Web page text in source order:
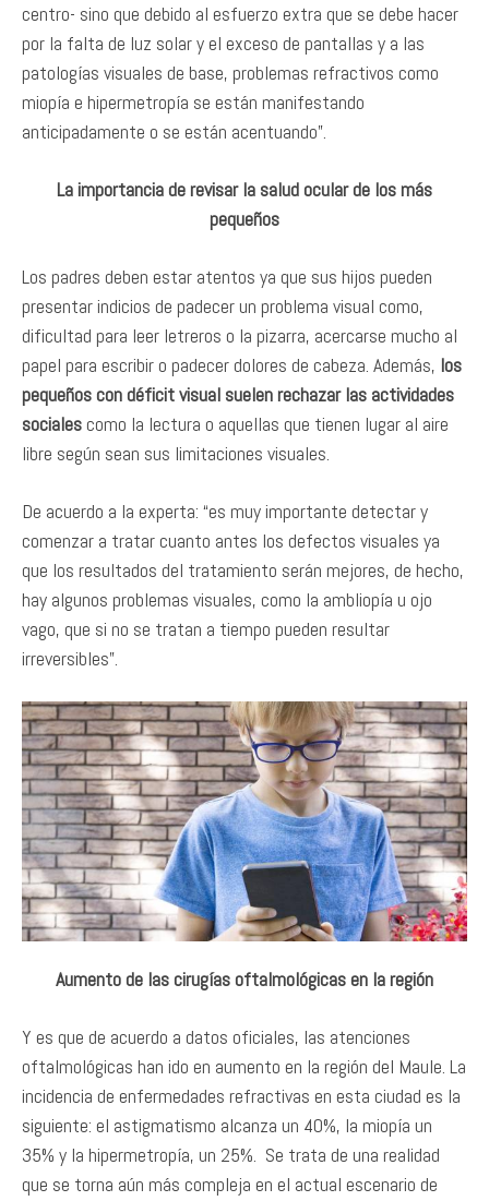
centro- sino que debido al esfuerzo extra que se debe hacer
por la falta de luz solar y el exceso de pantallas y a las
patologías visuales de base, problemas refractivos como
miopía e hipermetropía se están manifestando
anticipadamente o se están acentuando”.
La importancia de revisar la salud ocular de los más
pequeños
Los padres deben estar atentos ya que sus hijos pueden
presentar indicios de padecer un problema visual como,
dificultad para leer letreros o la pizarra, acercarse mucho al
papel para escribir o padecer dolores de cabeza. Además, los
pequeños con déficit visual suelen rechazar las actividades
socialescomo la lectura o aquellas que tienen lugar al aire
libre según sean sus limitaciones visuales.
De acuerdo a la experta: “es muy importante detectar y
comenzar a tratar cuanto antes los defectos visuales ya
que los resultados del tratamiento serán mejores, de hecho,
hay algunos problemas visuales, como la ambliopía u ojo
vago, que si no se tratan a tiempo pueden resultar
irreversibles”.
Aumento de las cirugías oftalmológicas en la región
Y es que de acuerdo a datos oficiales, las atenciones
oftalmológicas han ido en aumento en la región del Maule. La
incidencia de enfermedades refractivas en esta ciudad es la
siguiente: el astigmatismo alcanza un 40%, la miopía un
35% y la hipermetropía, un 25%. Se trata de una realidad
que se torna aún más compleja en el actual escenario de